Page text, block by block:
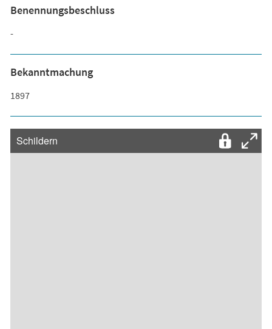
Benennungsbeschluss
-
Bekanntmachung
1897
Schildern